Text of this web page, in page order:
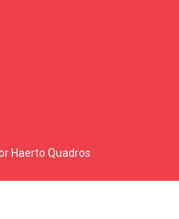
Haerto Quadros